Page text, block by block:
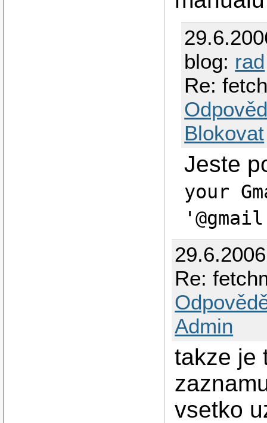
blog: rad
Re:
Blokovat
Jeste
your
Re:
Admin
takze je
vsetko